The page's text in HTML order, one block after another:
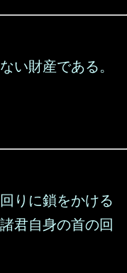
い財産である。
りに鎖をかける
君自身の首の回